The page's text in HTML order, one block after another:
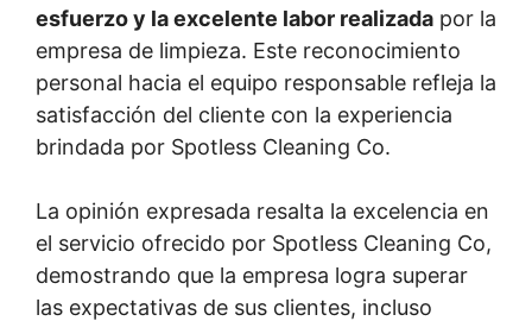
esfuerzo y la excelente labor realizada por la
empresa de limpieza. Este reconocimiento
personal hacia el equipo responsable refleja la
satisfacción del cliente con la experiencia
brindada por Spotless Cleaning Co.
La opinión expresada resalta la excelencia en
el servicio ofrecido por Spotless Cleaning Co,
demostrando que la empresa logra superar
las expectativas de sus clientes, incluso